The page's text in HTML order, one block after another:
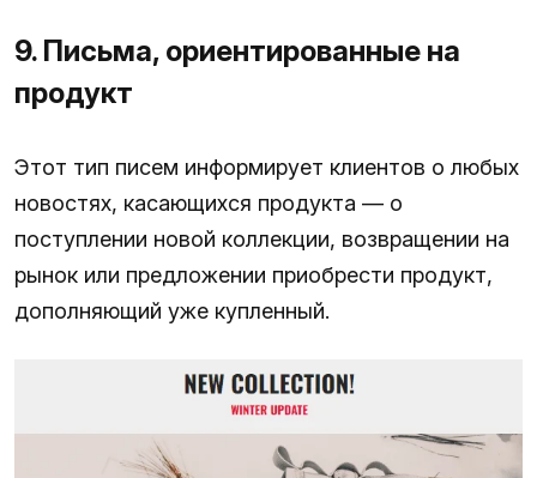
9. Письма, ориентированные на
продукт
Этот тип писем информирует клиентов о любых
новостях, касающихся продукта — о
поступлении новой коллекции, возвращении на
рынок или предложении приобрести продукт,
дополняющий уже купленный.